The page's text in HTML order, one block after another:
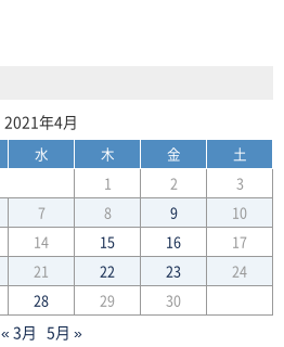
2021年4月
水 木 金
土
1
2
3
7 8 9
10
14 15 16
17
21 22 23
24
28 29 30
« 3月 5月 »